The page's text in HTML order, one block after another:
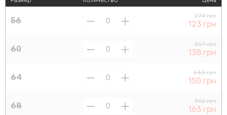
56
60
64
68
274 грн
123 грн
307 грн
138 грн
333 грн
150 грн
362 грн
163 грн